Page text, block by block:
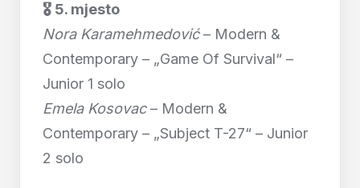
🎖 5. mjesto
Nora Karamehmedović– Modern &
Contemporary – „Game Of Survival“ –
Junior 1 solo
Emela Kosovac– Modern &
Contemporary – „Subject T-27“ – Junior
2 solo